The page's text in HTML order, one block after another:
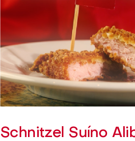
Schnitzel Suíno